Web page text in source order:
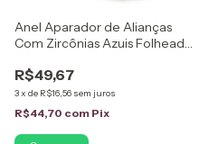
Anel Aparador de Alianças
Com Zircônias Azuis Folheado
R$49,67
3x de R$16,56 sem juros
R$44,70 com Pix